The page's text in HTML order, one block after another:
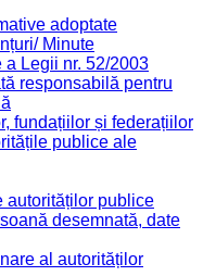
adoptate
Minute
Legii nr. 52/2003
responsabilă pentru
fundațiilor și federațiilor
publice ale
autorităților publice
desemnată, date
al autorităților